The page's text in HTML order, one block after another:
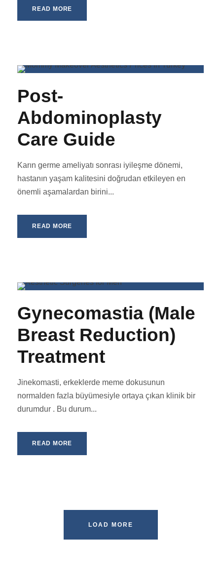
READ MORE
Post-
Abdominoplasty
Care Guide
Karın germe ameliyatı sonrası iyileşme dönemi,
hastanın yaşam kalitesini doğrudan etkileyen en
önemli aşamalardan birini...
READ MORE
Gynecomastia (Male
Breast Reduction)
Treatment
Jinekomasti, erkeklerde meme dokusunun
normalden fazla büyümesiyle ortaya çıkan klinik bir
durumdur . Bu durum...
READ MORE
LOAD MORE